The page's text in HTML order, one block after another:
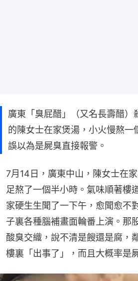
廣東「臭屁醋」（又名長壽醋）
的陳女士在家煲湯，小火慢熬一
誤以為是屍臭直接報警。
7月14日，廣東中山，陳女士在
足熬了一個半小時。氣味順著樓
家硬生生聞了一下午，愈聞愈不
子裏各種腦補畫面輪番上演。那
酸臭交織，說不清是餿還是腐，
樓裏「出事了」，而且大概率是